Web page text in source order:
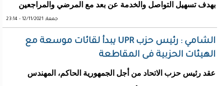
بهدف تسهيل التواصل والخدمة عن بعد مع المرضي والمراجعين
جمعة, 12/11/2021 - 23:14
الشامي : رئيس حزب UPR يبدأ لقائات موسعة مع
الهيئات الحزبية فى المقاطعة
عقد رئيس حزب الاتحاد من أجل الجمهورية الحاكم، المهندس